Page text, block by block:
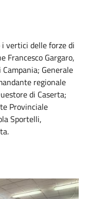
vertici delle forze di
Francesco Gargaro,
Generale
regionale
di Caserta;
Provinciale
Sportelli,